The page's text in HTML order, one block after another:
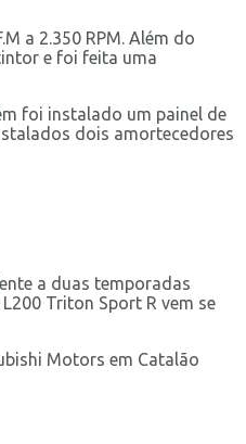
a 2.350 RPM. Além do
e foi feita uma
foi instalado um painel de
dois amortecedores
a duas temporadas
Triton Sport R vem se
Motors em Catalão